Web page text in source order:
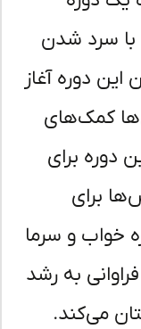
شدن
آغاز
برای
و سرما
به رشد
می‌کند.